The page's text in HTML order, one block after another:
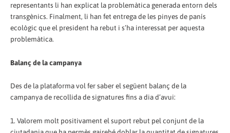
representants li han explicat la problemàtica generada entorn dels
transgènics. Finalment, li han fet entrega de les pinyes de panís
ecològic que el president ha rebut i s’ha interessat per aquesta
problemàtica.
Balanç de la campanya
Des de la plataforma vol fer saber el següent balanç de la
campanya de recollida de signatures fins a dia d’avui:
1. Valorem molt positivament el suport rebut pel conjunt de la